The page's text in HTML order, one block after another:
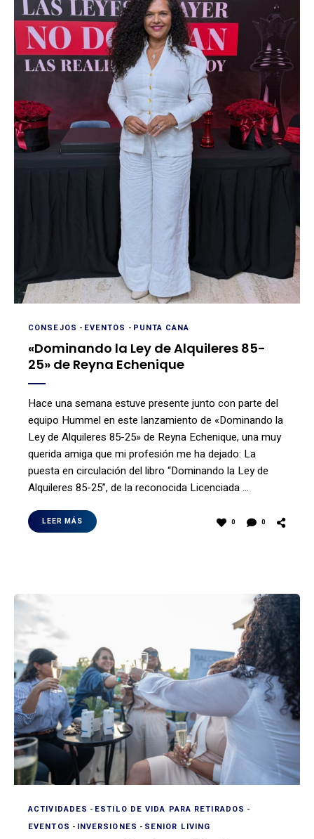
CONSEJOS - EVENTOS - PUNTA CANA
«Dominando la Ley de Alquileres 85-
25» de Reyna Echenique
Hace una semana estuve presente junto con parte del
equipo Hummel en este lanzamiento de «Dominando la
Ley de Alquileres 85-25» de Reyna Echenique, una muy
querida amiga que mi profesión me ha dejado: La
puesta en circulación del libro “Dominando la Ley de
Alquileres 85-25”, de la reconocida Licenciada …
LEER MÁS 0 0
ACTIVIDADES - ESTILO DE VIDA PARA RETIRADOS -
EVENTOS - INVERSIONES - SENIOR LIVING